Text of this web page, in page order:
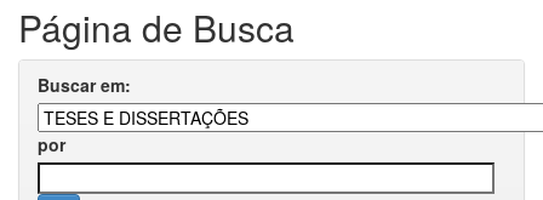
Página de Busca
Buscar em:
por